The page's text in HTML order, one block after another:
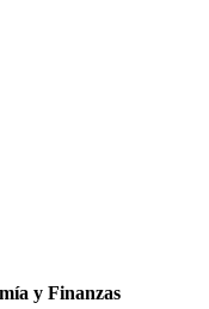
y Finanzas